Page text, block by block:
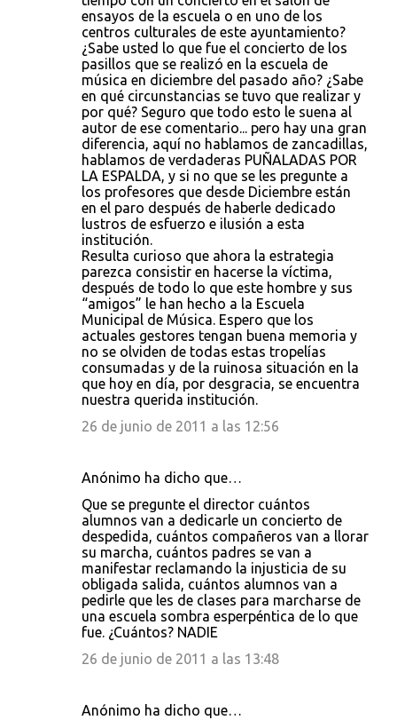
ensayos de la escuela o en uno de los
centros culturales de este ayuntamiento?
¿Sabe usted lo que fue el concierto de los
pasillos que se realizó en la escuela de
música en diciembre del pasado año? ¿Sabe
en qué circunstancias se tuvo que realizar y
por qué? Seguro que todo esto le suena al
autor de ese comentario... pero hay una gran
diferencia, aquí no hablamos de zancadillas,
hablamos de verdaderas PUÑALADAS POR
LA ESPALDA, y si no que se les pregunte a
los profesores que desde Diciembre están
en el paro después de haberle dedicado
lustros de esfuerzo e ilusión a esta
institución.
Resulta curioso que ahora la estrategia
parezca consistir en hacerse la víctima,
después de todo lo que este hombre y sus
“amigos” le han hecho a la Escuela
Municipal de Música. Espero que los
actuales gestores tengan buena memoria y
no se olviden de todas estas tropelías
consumadas y de la ruinosa situación en la
que hoy en día, por desgracia, se encuentra
nuestra querida institución.
26 de junio de 2011 a las 12:56
Anónimo ha dicho que…
Que se pregunte el director cuántos
alumnos van a dedicarle un concierto de
despedida, cuántos compañeros van a llorar
su marcha, cuántos padres se van a
manifestar reclamando la injusticia de su
obligada salida, cuántos alumnos van a
pedirle que les de clases para marcharse de
una escuela sombra esperpéntica de lo que
fue. ¿Cuántos? NADIE
26 de junio de 2011 a las 13:48
Anónimo ha dicho que…